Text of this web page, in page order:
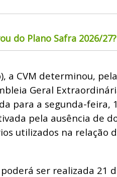
do Plano Safra 2026/27?
a CVM determinou,
Geral
para a segunda-feira,
pela ausência de
utilizados na relação
ser realizada 21